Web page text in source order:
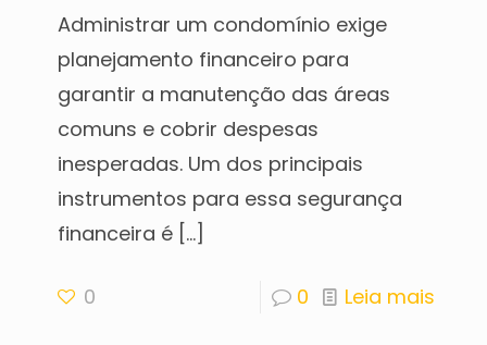
Administrar um condomínio exige
planejamento financeiro para
garantir a manutenção das áreas
comuns e cobrir despesas
inesperadas. Um dos principais
instrumentos para essa segurança
financeira é […]
0 0 Leia mais